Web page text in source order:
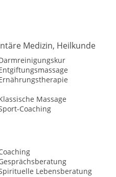
Medizin, Heilkunde
Massage
Coaching
Lebensberatung